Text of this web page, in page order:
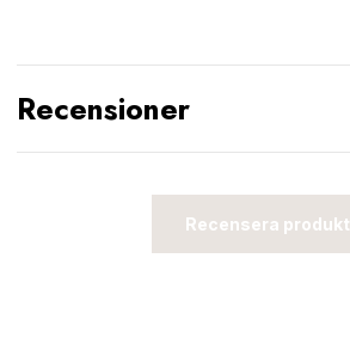
Recensioner
Recensera produkt